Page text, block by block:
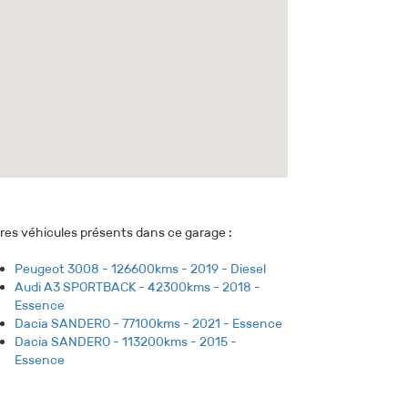
véhicules présents dans ce garage :
Peugeot 3008 - 126600kms - 2019 - Diesel
Audi A3 SPORTBACK - 42300kms - 2018 -
Essence
Dacia SANDERO - 77100kms - 2021 - Essence
Dacia SANDERO - 113200kms - 2015 -
Essence